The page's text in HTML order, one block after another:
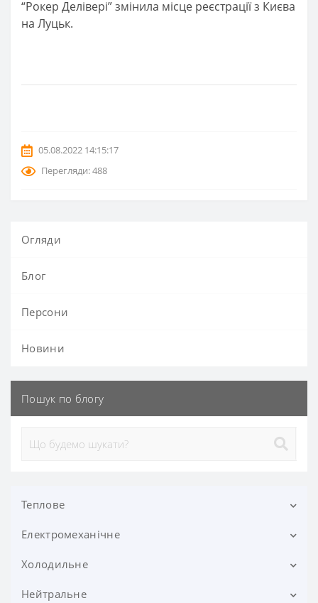
“Рокер Делівері” змінила місце реєстрації з Києва
на Луцьк.
05.08.2022 14:15:17
Перегляди: 488
Огляди
Блог
Персони
Новини
Пошук по блогу
Теплове
Вафельниці
Вітрини теплові
Грилі
Електромеханічне
Блендери
Бліксери
Холодильне
Бонети
Нейтральне